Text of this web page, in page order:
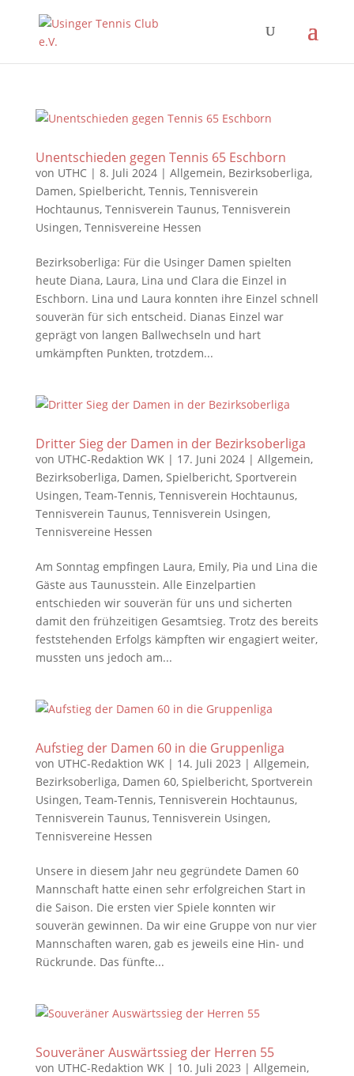
Unentschieden gegen Tennis 65 Eschborn
von UTHC| 8. Juli 2024| Allgemein, Bezirksoberliga,
Damen, Spielbericht, Tennis, Tennisverein
Hochtaunus, Tennisverein Taunus, Tennisverein
Usingen, Tennisvereine Hessen
Bezirksoberliga: Für die Usinger Damen spielten
heute Diana, Laura, Lina und Clara die Einzel in
Eschborn. Lina und Laura konnten ihre Einzel schnell
souverän für sich entscheid. Dianas Einzel war
geprägt von langen Ballwechseln und hart
umkämpften Punkten, trotzdem...
Dritter Sieg der Damen in der Bezirksoberliga
von UTHC-Redaktion WK| 17. Juni 2024| Allgemein,
Bezirksoberliga, Damen, Spielbericht, Sportverein
Usingen, Team-Tennis, Tennisverein Hochtaunus,
Tennisverein Taunus, Tennisverein Usingen,
Tennisvereine Hessen
Am Sonntag empfingen Laura, Emily, Pia und Lina die
Gäste aus Taunusstein. Alle Einzelpartien
entschieden wir souverän für uns und sicherten
damit den frühzeitigen Gesamtsieg. Trotz des bereits
feststehenden Erfolgs kämpften wir engagiert weiter,
mussten uns jedoch am...
Aufstieg der Damen 60 in die Gruppenliga
von UTHC-Redaktion WK| 14. Juli 2023 | Allgemein,
Bezirksoberliga, Damen 60, Spielbericht, Sportverein
Usingen, Team-Tennis, Tennisverein Hochtaunus,
Tennisverein Taunus, Tennisverein Usingen,
Tennisvereine Hessen
Unsere in diesem Jahr neu gegründete Damen 60
Mannschaft hatte einen sehr erfolgreichen Start in
die Saison. Die ersten vier Spiele konnten wir
souverän gewinnen. Da wir eine Gruppe von nur vier
Mannschaften waren, gab es jeweils eine Hin- und
Rückrunde. Das fünfte...
Souveräner Auswärtssieg der Herren 55
von UTHC-Redaktion WK| 10. Juli 2023 | Allgemein,